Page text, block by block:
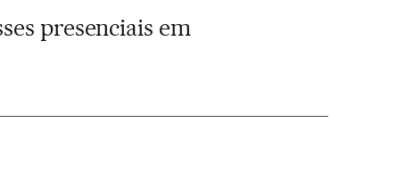
presenciais em